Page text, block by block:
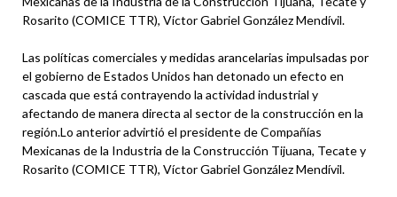
Rosarito (COMICE TTR), Víctor Gabriel González Mendívil.
Las políticas comerciales y medidas arancelarias impulsadas por
el gobierno de Estados Unidos han detonado un efecto en
cascada que está contrayendo la actividad industrial y
afectando de manera directa al sector de la construcción en la
región.Lo anterior advirtió el presidente de Compañías
Mexicanas de la Industria de la Construcción Tijuana, Tecate y
Rosarito (COMICE TTR), Víctor Gabriel González Mendívil.